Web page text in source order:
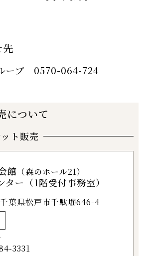
ープ 0570-064-724
について
ト販売
館 （森のホール21）
ター（1階受付事務室）
千葉県松戸市千駄堀646-4
3331